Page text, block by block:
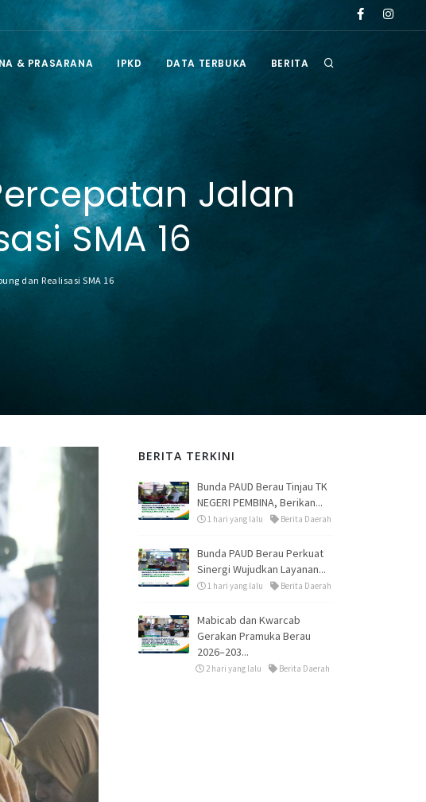
Kabupaten Berau tahun 2026 Pengumuman Hasil Seleksi Administrasi Selter
& PRASARANA IPKD DATA TERBUKA BERITA
Jalan
SMA 16
dan Realisasi SMA 16
BERITA TERKINI
Bunda PAUD Berau Tinjau TK
NEGERI PEMBINA, Berikan...
1 hari yang lalu Berita Daerah
Bunda PAUD Berau Perkuat
Sinergi Wujudkan Layanan...
1 hari yang lalu Berita Daerah
Mabicab dan Kwarcab
Gerakan Pramuka Berau
2026–203...
2 hari yang lalu Berita Daerah